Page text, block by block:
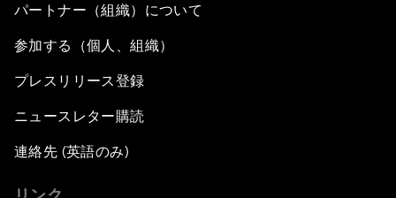
パートナー（組織）について
参加する（個人、組織）
プレスリリース登録
ニュースレター購読
連絡先 (英語のみ)